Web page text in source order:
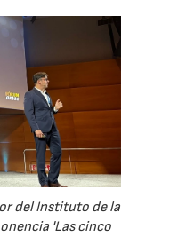
del Instituto de la
'Las cinco